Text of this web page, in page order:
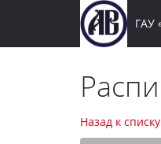
ГАУ
Назад к